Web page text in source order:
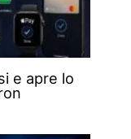
e apre lo